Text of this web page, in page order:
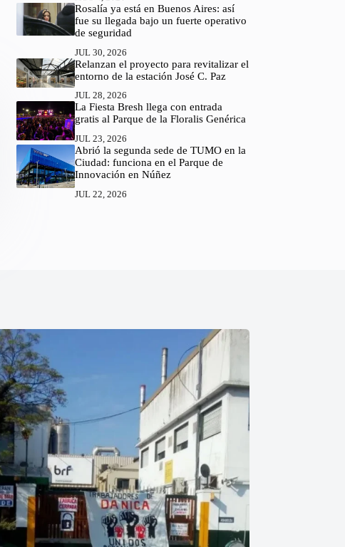
Rosalía ya está en Buenos Aires: así
fue su llegada bajo un fuerte operativo
de seguridad
JUL 30, 2026
Relanzan el proyecto para revitalizar el
entorno de la estación José C. Paz
JUL 28, 2026
La Fiesta Bresh llega con entrada
gratis al Parque de la Floralis Genérica
JUL 23, 2026
Abrió la segunda sede de TUMO en la
Ciudad: funciona en el Parque de
Innovación en Núñez
JUL 22, 2026